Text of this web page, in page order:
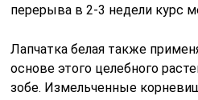
перерыва в 2-3 недели курс
Лапчатка белая также
основе этого целебного
зобе. Измельченные